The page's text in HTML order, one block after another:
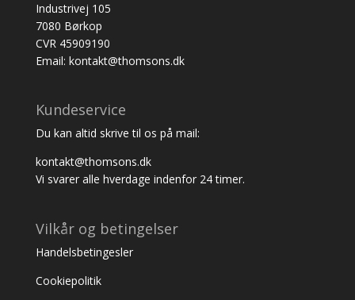
Industrivej 105
7080 Børkop
CVR 45909190
Email: kontakt@thomsons.dk
Kundeservice
Du kan altid skrive til os på mail:
kontakt@thomsons.dk
Vi svarer alle hverdage indenfor 24 timer.
Vilkår og betingelser
Handelsbetingesler
Cookiepolitik